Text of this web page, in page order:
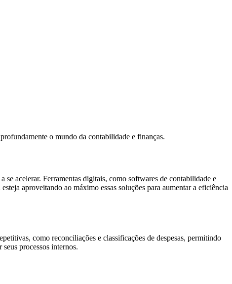
o mundo da contabilidade e finanças.
acelerar. Ferramentas digitais, como softwares de contabilidade e
aproveitando ao máximo essas soluções para aumentar a eficiência
como reconciliações e classificações de despesas, permitindo
processos internos.